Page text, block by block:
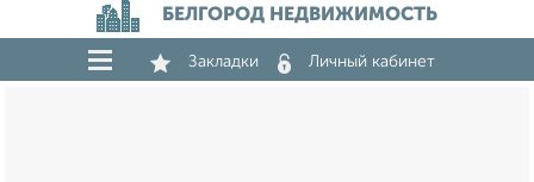
БЕЛГОРОД НЕДВИЖИМОСТЬ
Закладки Личный кабинет